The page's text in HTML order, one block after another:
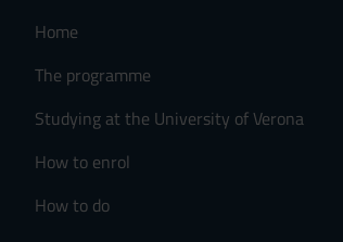
Home
The programme
Studying at the University of Verona
How to enrol
How to do